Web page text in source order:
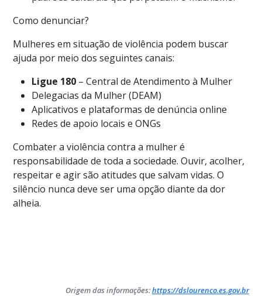
Como denunciar?
Mulheres em situação de violência podem buscar
ajuda por meio dos seguintes canais:
Ligue 180 – Central de Atendimento à Mulher
Delegacias da Mulher (DEAM)
Aplicativos e plataformas de denúncia online
Redes de apoio locais e ONGs
Combater a violência contra a mulher é
responsabilidade de toda a sociedade. Ouvir, acolher,
respeitar e agir são atitudes que salvam vidas. O
silêncio nunca deve ser uma opção diante da dor
alheia.
Origem das informações:https://dslourenco.es.gov.br